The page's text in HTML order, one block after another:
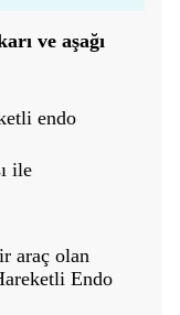
ve aşağı
endo
ile
araç olan
Endo